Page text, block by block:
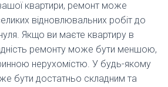
квартири, ремонт може
відновлювальних робіт до
Якщо ви маєте квартиру в
ремонту може бути меншою,
нерухомістю. У будь-якому
бути достатньо складним та